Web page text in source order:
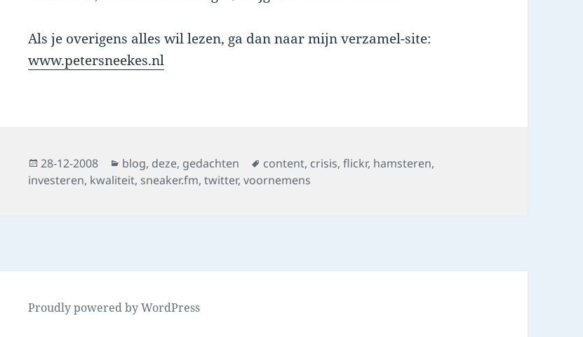
Als je overigens alles wil lezen, ga dan naar mijn verzamel-site:
www.petersneekes.nl
Posted
on
28-12-2008 Categories
blog, deze, gedachten Tags
content, crisis,flickr, hamsteren,
investeren, kwaliteit, sneaker.fm,twitter,voornemens
Proudly powered by WordPress